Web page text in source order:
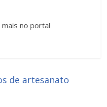
no portal
de artesanato